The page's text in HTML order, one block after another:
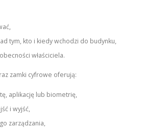
tym, kto i kiedy wchodzi do budynku,
właściciela.
zamki cyfrowe oferują:
aplikację lub biometrię,
i wyjść,
zarządzania,